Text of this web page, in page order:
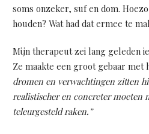
soms onzeker, suf en dom.
houden? Wat had dat ermee te
Mijn therapeut zei lang geleden
Ze maakte een groot gebaar met
dromen en verwachtingen zitten
realistischer en concreter moeten
teleurgesteld raken.”